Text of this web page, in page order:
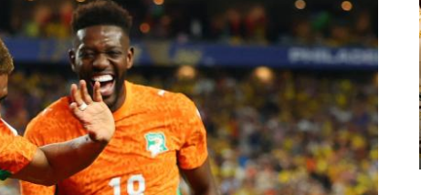
المركزي
يوقف
التعامل
منشأة
صرافة منذ يومين
صنعاء.. البنك المركزي يوقف التعامل مع
منشأة صرافة